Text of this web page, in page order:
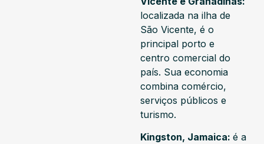
localizada na ilha de
São Vicente, é o
principal porto e
centro comercial do
país. Sua economia
combina comércio,
serviços públicos e
turismo.
Kingston, Jamaica: é a